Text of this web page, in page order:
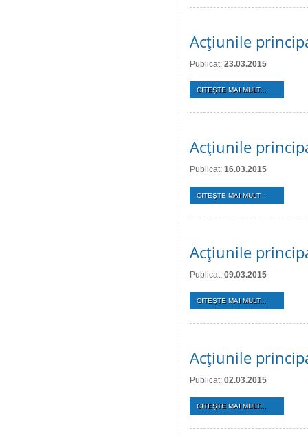
Acţiunile
Publicat: 23.03.2015
CITEŞTE MAI MULT...
Acţiunile
Publicat: 16.03.2015
CITEŞTE MAI MULT...
Acţiunile
Publicat: 09.03.2015
CITEŞTE MAI MULT...
Acţiunile
Publicat: 02.03.2015
CITEŞTE MAI MULT...